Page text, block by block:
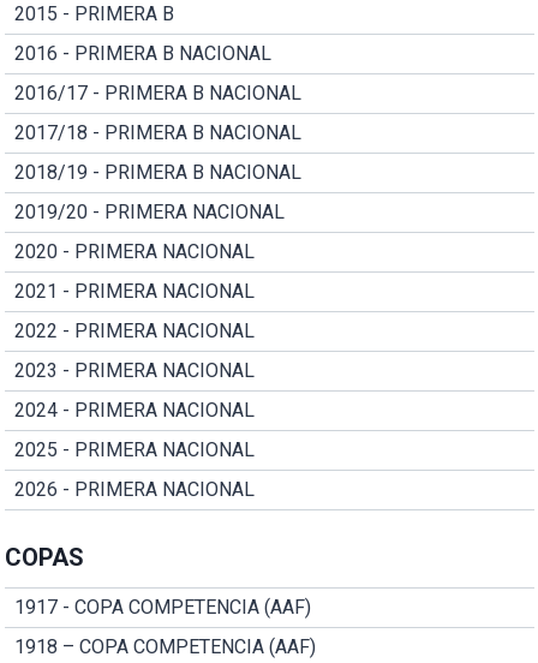
2015 - PRIMERA B
2016 - PRIMERA B NACIONAL
2016/17 - PRIMERA B NACIONAL
2017/18 - PRIMERA B NACIONAL
2018/19 - PRIMERA B NACIONAL
2019/20 - PRIMERA NACIONAL
2020 - PRIMERA NACIONAL
2021 - PRIMERA NACIONAL
2022 - PRIMERA NACIONAL
2023 - PRIMERA NACIONAL
2024 - PRIMERA NACIONAL
2025 - PRIMERA NACIONAL
2026 - PRIMERA NACIONAL
COPAS
1917 - COPA COMPETENCIA (AAF)
1918 – COPA COMPETENCIA (AAF)